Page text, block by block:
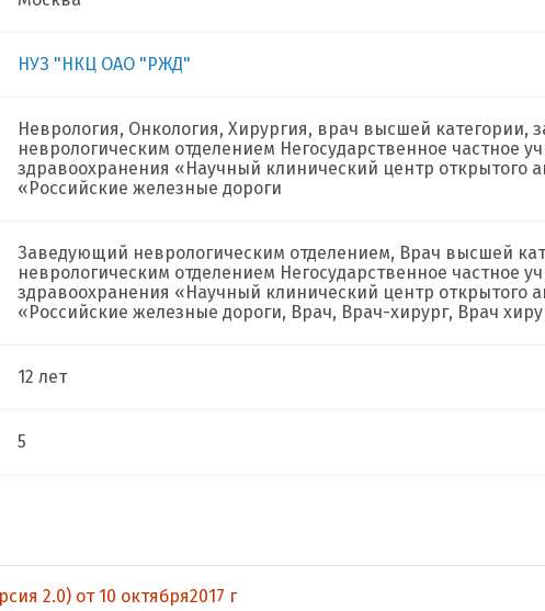
НУЗ "НКЦ ОАО "РЖД"
Неврология, Онкология, Хирургия, врач высшей категории,
неврологическим отделением Негосударственное частное
здравоохранения «Научный клинический центр открытого
«Российские железные дороги
Заведующий неврологическим отделением, Врач высшей
неврологическим отделением Негосударственное частное
здравоохранения «Научный клинический центр открытого
«Российские железные дороги, Врач, Врач-хирург, Врач
12 лет
5
2.0) от 10 октября2017 г